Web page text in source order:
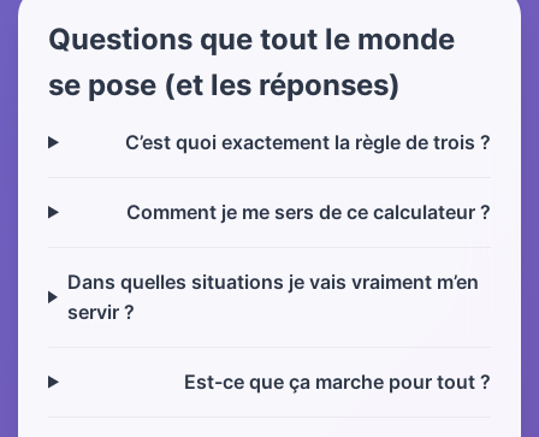
Questions que tout le monde
se pose (et les réponses)
C’est quoi exactement la règle de trois ?
Comment je me sers de ce calculateur ?
Dans quelles situations je vais vraiment m’en
servir ?
Est-ce que ça marche pour tout ?